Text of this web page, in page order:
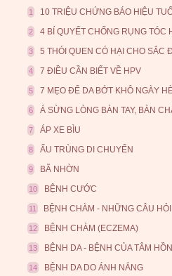
1 10 TRIỆU CHỨNG BÁO HIỆU
2 4 BÍ QUYẾT CHỐNG RỤNG TÓC
3 5 THÓI QUEN CÓ HẠI CHO SẮC
4 7 ĐIỀU CẦN BIẾT VỀ HPV
5 7 MẸO ĐỂ DA BỚT KHÔ NGÀY
6 Á SỪNG LÒNG BÀN TAY, BÀN
7 ÁP XE BÌU
8 ẤU TRÙNG DI CHUYỂN
9 BÃ NHỜN
10 BỆNH CƯỚC
11 BỆNH CHÀM - NHỮNG CÂU
12 BỆNH CHÀM (ECZEMA)
13 BỆNH DA - BỆNH CỦA TÂM HỒN
14 BỆNH DA DO ÁNH NẮNG